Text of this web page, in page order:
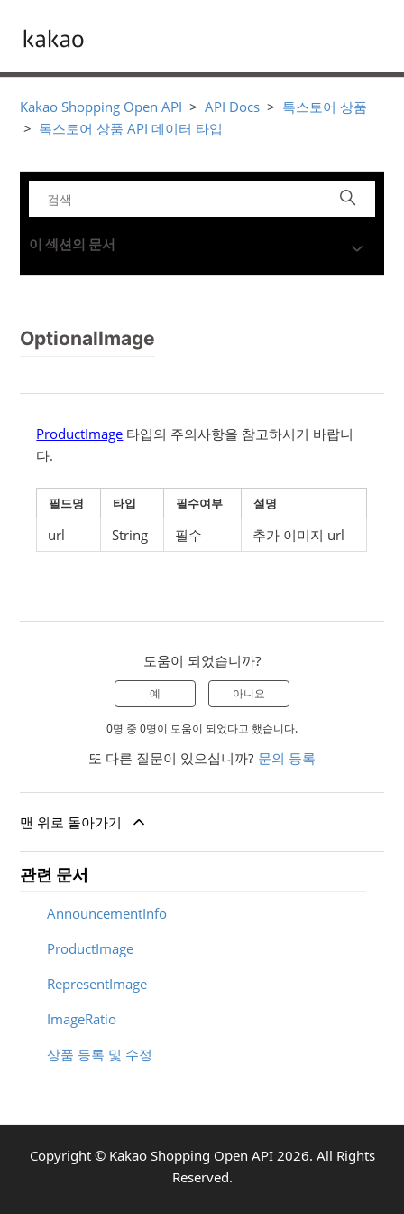
Kakao Shopping Open API API Docs
톡스토어 상품
톡스토어 상품 API 데이터 타입
이 섹션의 문서
OptionalImage
ProductImage 타입의 주의사항을 참고하시기 바랍니
다.
필드명 타입 필수여부 설명
url String 필수 추가 이미지 url
도움이 되었습니까?
예 아니요
0명 중 0명이 도움이 되었다고 했습니다.
또 다른 질문이 있으십니까? 문의 등록
맨 위로 돌아가기
관련 문서
AnnouncementInfo
ProductImage
RepresentImage
ImageRatio
상품 등록 및 수정
Copyright © Kakao Shopping Open API 2026. All Rights
Reserved.